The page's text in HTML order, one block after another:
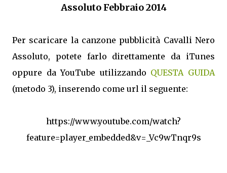
Assoluto Febbraio 2014
Per scaricare la canzone pubblicità Cavalli Nero
Assoluto, potete farlo direttamente da iTunes
oppure da YouTube utilizzando QUESTA GUIDA
(metodo 3), inserendo come url il seguente:
https://www.youtube.com/watch?
feature=player_embedded&v=_Vc9wTnqr9s